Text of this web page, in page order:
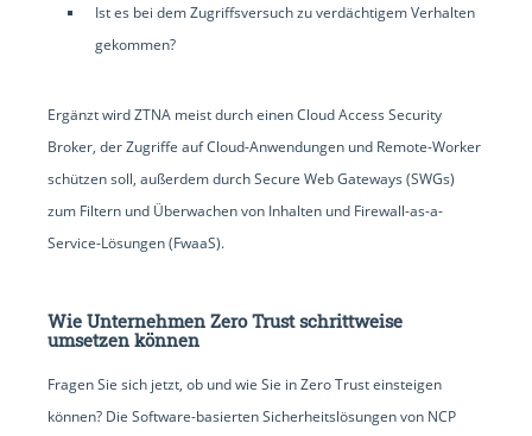
Ist es bei dem Zugriffsversuch zu verdächtigem Verhalten
gekommen?
Ergänzt wird ZTNA meist durch einen Cloud Access Security
Broker, der Zugriffe auf Cloud-Anwendungen und Remote-Worker
schützen soll, außerdem durch Secure Web Gateways (SWGs)
zum Filtern und Überwachen von Inhalten und Firewall-as-a-
Service-Lösungen (FwaaS).
Wie Unternehmen Zero Trust schrittweise
umsetzen können
Fragen Sie sich jetzt, ob und wie Sie in Zero Trust einsteigen
können? Die Software-basierten Sicherheitslösungen von NCP